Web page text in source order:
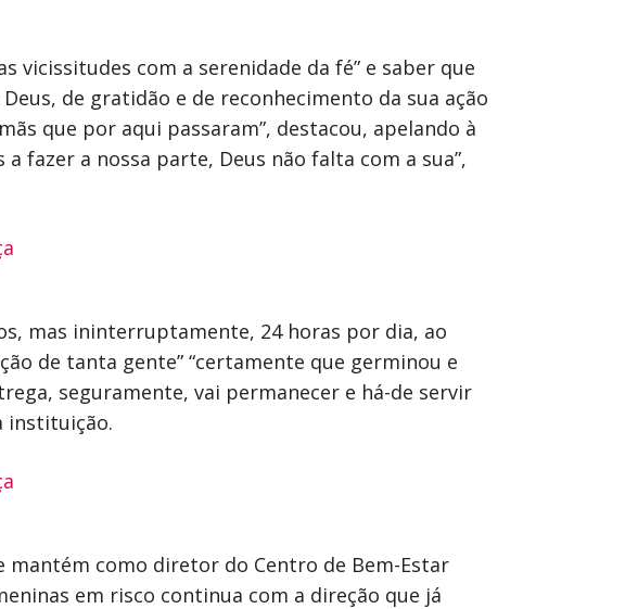
vicissitudes com a serenidade da fé” e saber que
de gratidão e de reconhecimento da sua ação
que por aqui passaram”, destacou, apelando à
fazer a nossa parte, Deus não falta com a sua”,
mas ininterruptamente, 24 horas por dia, ao
de tanta gente” “certamente que germinou e
seguramente, vai permanecer e há-de servir
instituição.
mantém como diretor do Centro de Bem-Estar
em risco continua com a direção que já